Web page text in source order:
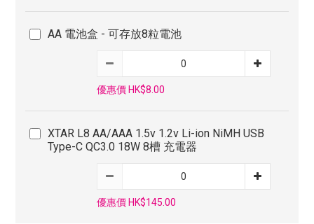
AA 電池盒 - 可存放8粒電池
優惠價 HK$8.00
XTAR L8 AA/AAA 1.5v 1.2v Li-ion NiMH USB
Type-C QC3.0 18W 8槽 充電器
優惠價 HK$145.00